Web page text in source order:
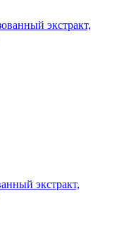
экстракт,